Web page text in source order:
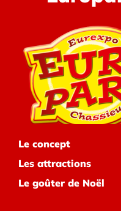
Le concept
Les attractions
Le goûter de Noël